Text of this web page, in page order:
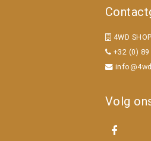
4WD SHOP
+32 (0)
Volg